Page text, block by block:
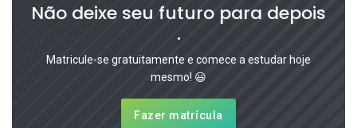
Não deixe seu futuro para depois
.
Matricule-se gratuitamente e comece a estudar hoje
mesmo! 😃
Fazer matrícula